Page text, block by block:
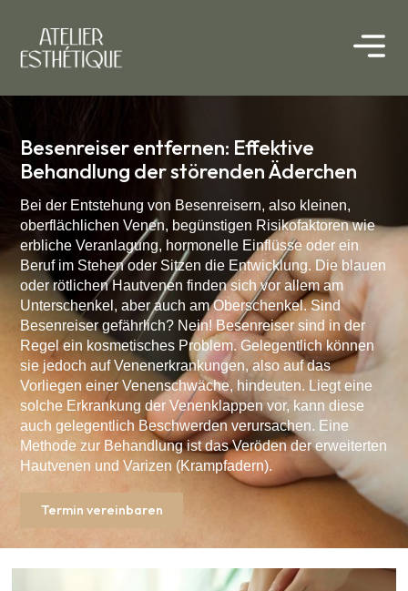
Besenreiser entfernen: Effektive
Behandlung der störenden Äderchen
Bei der Entstehung von Besenreisern, also kleinen,
oberflächlichen Venen, begünstigen Risikofaktoren wie
erbliche Veranlagung, hormonelle Einflüsse oder ein
Beruf im Stehen oder Sitzen die Entwicklung. Die blauen
oder rötlichen Hautvenen finden sich vor allem am
Unterschenkel, aber auch am Oberschenkel. Sind
Besenreiser gefährlich? Nein! Besenreiser sind in der
Regel ein kosmetisches Problem. Gelegentlich können
sie jedoch auf Venenerkrankungen, also auf das
Vorliegen einer Venenschwäche, hindeuten. Liegt eine
solche Erkrankung der Venenklappen vor, kann diese
auch gelegentlich Beschwerden verursachen. Eine
Methode zur Behandlung ist das Veröden der erweiterten
Hautvenen und Varizen (Krampfadern).
Termin vereinbaren